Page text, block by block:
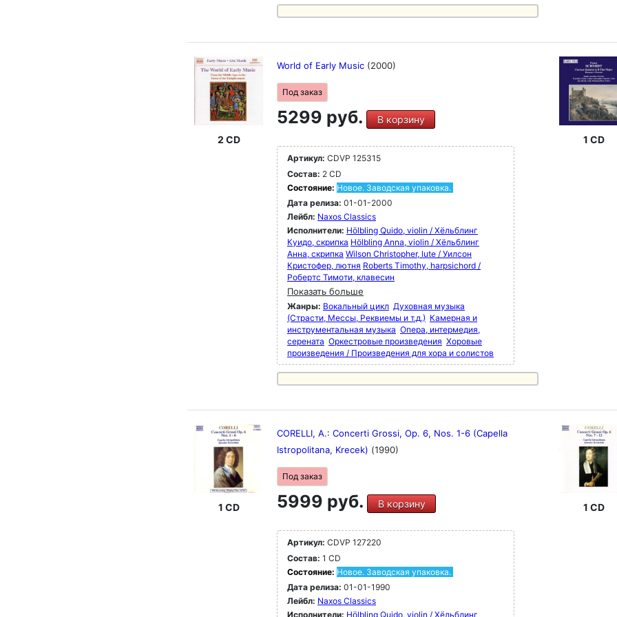
2 CD
World of Early Music (2000)
Под заказ
5299 руб. В корзину
Артикул: CDVP 125315
Состав: 2 CD
Состояние: Новое. Заводская упаковка.
Дата релиза: 01-01-2000
Лейбл: Naxos Classics
Исполнители: Hölbling Quido, violin / Хёльблинг
Куидо, скрипка Hölbling Anna, violin / Хёльблинг
Анна, скрипка Wilson Christopher, lute / Уилсон
Кристофер, лютня Roberts Timothy, harpsichord /
Робертс Тимоти, клавесин
Показать больше
Жанры: Вокальный цикл Духовная музыка
(Страсти, Мессы, Реквиемы и т.д.) Камерная и
инструментальная музыка Опера, интермедия,
серената Оркестровые произведения Хоровые
произведения / Произведения для хора и солистов
1 CD
1 CD
CORELLI, A.: Concerti Grossi, Op. 6, Nos. 1-6 (Capella
Istropolitana, Krecek) (1990)
Под заказ
5999 руб. В корзину
Артикул: CDVP 127220
Состав: 1 CD
Состояние: Новое. Заводская упаковка.
Дата релиза: 01-01-1990
Лейбл: Naxos Classics
Исполнители: Hölbling Quido, violin / Хёльблинг
1 CD